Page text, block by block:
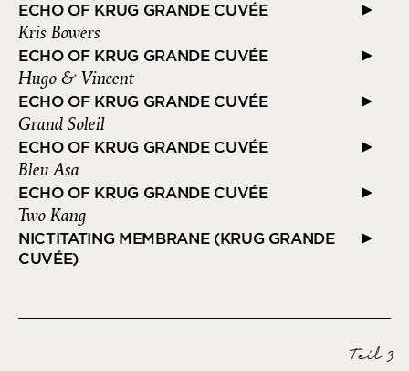
ECHO OF KRUG GRANDE CUVÉE
Kris Bowers
ECHO OF KRUG GRANDE CUVÉE
Hugo & Vincent
ECHO OF KRUG GRANDE CUVÉE
Grand Soleil
ECHO OF KRUG GRANDE CUVÉE
Bleu Asa
ECHO OF KRUG GRANDE CUVÉE
Two Kang
NICTITATING MEMBRANE (KRUG GRANDE
CUVÉE)
Teil 3